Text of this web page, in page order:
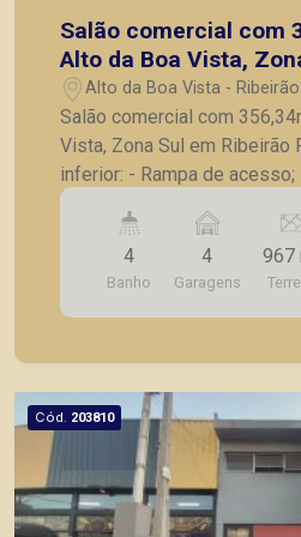
Salão comercial com
Alto da Boa Vista,
Ribeirão Preto/SP.
Alto da Boa Vista -
Salão comercial com
Vista, Zona Sul em Ribeirão
inferior: - Rampa de
com balcão e prateleiras de
banheiros; - 3 vagas de
Piso superior: - 3 salas; -
Vestiário masculino e feminino. A Piramid
como objetivo atender
principais lançamentos da
Preto.
4
Banho
4
Garagens
967
Cód. 203810